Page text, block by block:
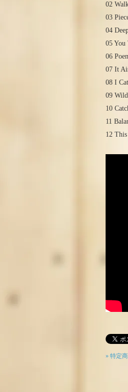
02
03
04
05 You
06
07 It
08 I
09
10
11
12
» 特定